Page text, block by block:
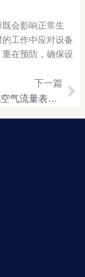
会影响正常生
工作中应对设备
在预防，确保设
下一篇
影响压缩机空气流量表测量的因素及解决此类问题的途径